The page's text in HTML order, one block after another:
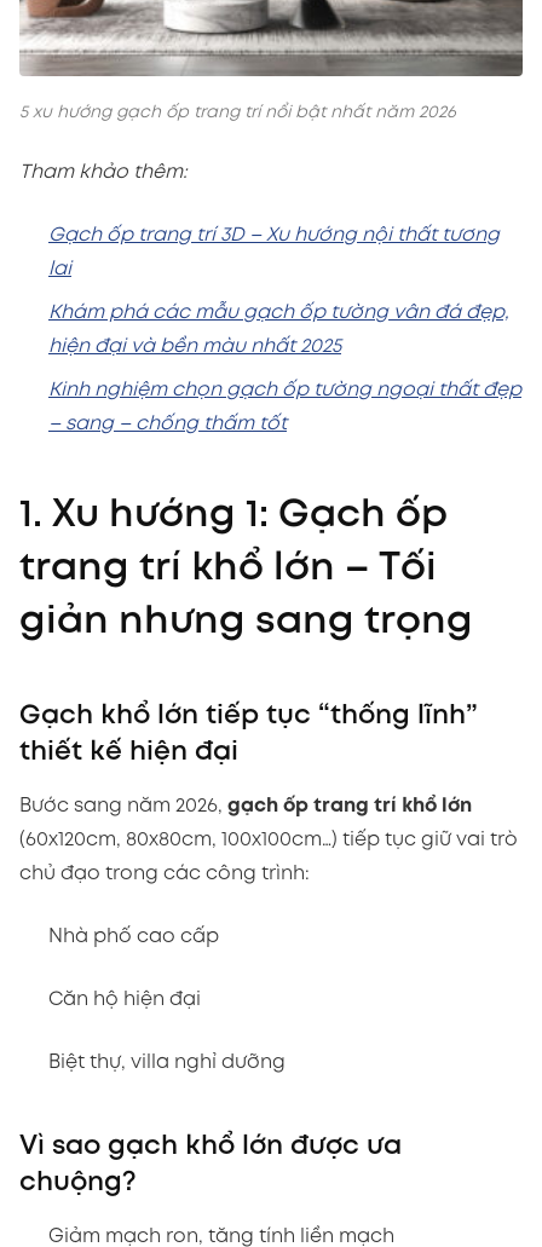
5 xu hướng gạch ốp trang trí nổi bật nhất năm 2026
Tham khảo thêm:
Gạch ốp trang trí 3D – Xu hướng nội thất tương
lai
Khám phá các mẫu gạch ốp tường vân đá đẹp,
hiện đại và bền màu nhất 2025
Kinh nghiệm chọn gạch ốp tường ngoại thất đẹp
– sang – chống thấm tốt
1. Xu hướng 1: Gạch ốp
trang trí khổ lớn – Tối
giản nhưng sang trọng
Gạch khổ lớn tiếp tục “thống lĩnh”
thiết kế hiện đại
Bước sang năm 2026, gạch ốp trang trí khổ lớn
(60x120cm, 80x80cm, 100x100cm…) tiếp tục giữ vai trò
chủ đạo trong các công trình:
Nhà phố cao cấp
Căn hộ hiện đại
Biệt thự, villa nghỉ dưỡng
Vì sao gạch khổ lớn được ưa
chuộng?
Giảm mạch ron, tăng tính liền mạch